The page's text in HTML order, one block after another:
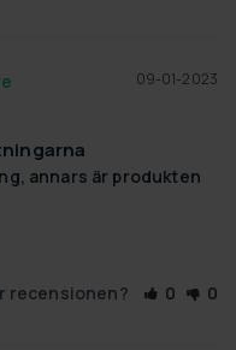
09-01-2023
annars är produkten
recensionen? 0 0